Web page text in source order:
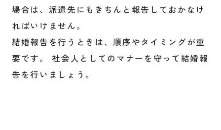
場合は、派遣先にもきちんと報告しておかなけ
ればいけません。
結婚報告を行うときは、順序やタイミングが重
要です。 社会人としてのマナーを守って結婚報
告を行いましょう。